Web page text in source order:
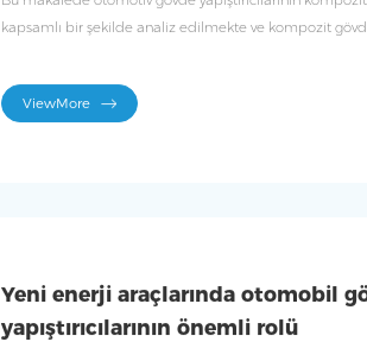
kapsamlı bir şekilde analiz edilmekte ve kompozit
ViewMore
Yeni enerji araçlarında otomobil
yapıştırıcılarının önemli rolü